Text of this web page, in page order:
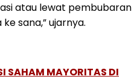
atau lewat pembubaran
sana,” ujarnya.
SAHAM MAYORITAS DI